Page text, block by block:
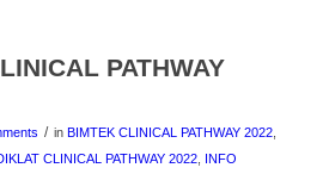
PATHWAY
/ in BIMTEK CLINICAL PATHWAY 2022,
CLINICAL PATHWAY 2022, INFO